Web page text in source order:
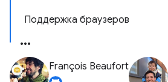
Поддержка браузеров
François Beaufort